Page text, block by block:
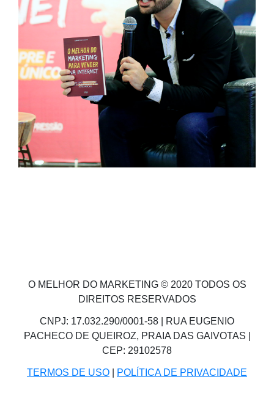
O MELHOR DO MARKETING © 2020 TODOS OS
DIREITOS RESERVADOS
CNPJ: 17.032.290/0001-58 | RUA EUGENIO
PACHECO DE QUEIROZ, PRAIA DAS GAIVOTAS |
CEP: 29102578
TERMOS DE USO POLÍTICA DE PRIVACIDADE